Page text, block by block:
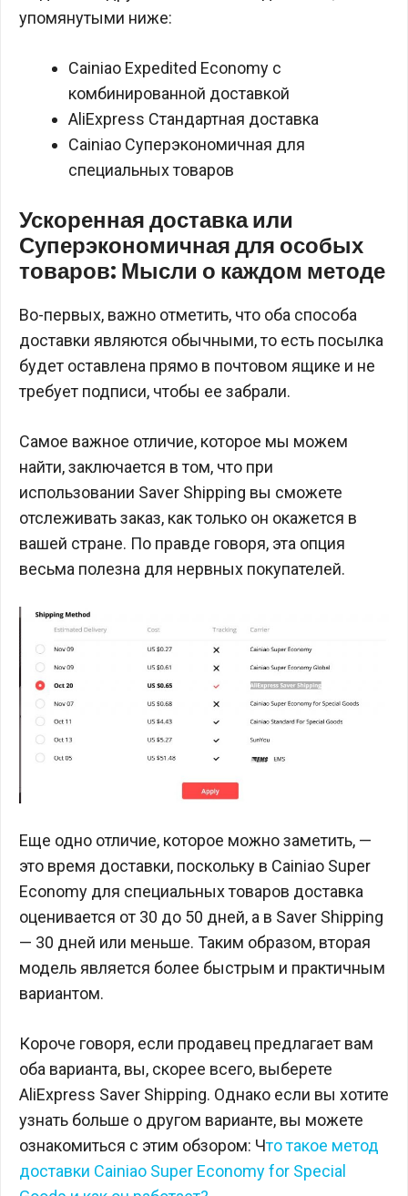
упомянутыми ниже:
Cainiao Expedited Economy с
комбинированной доставкой
AliExpress Стандартная доставка
Cainiao Суперэкономичная для
специальных товаров
Ускоренная доставка или
Суперэкономичная для особых
товаров: Мысли о каждом методе
Во-первых, важно отметить, что оба способа
доставки являются обычными, то есть посылка
будет оставлена прямо в почтовом ящике и не
требует подписи, чтобы ее забрали.
Самое важное отличие, которое мы можем
найти, заключается в том, что при
использовании Saver Shipping вы сможете
отслеживать заказ, как только он окажется в
вашей стране. По правде говоря, эта опция
весьма полезна для нервных покупателей.
Еще одно отличие, которое можно заметить, —
это время доставки, поскольку в Cainiao Super
Economy для специальных товаров доставка
оценивается от 30 до 50 дней, а в Saver Shipping
— 30 дней или меньше. Таким образом, вторая
модель является более быстрым и практичным
вариантом.
Короче говоря, если продавец предлагает вам
оба варианта, вы, скорее всего, выберете
AliExpress Saver Shipping. Однако если вы хотите
узнать больше о другом варианте, вы можете
ознакомиться с этим обзором: Что такое метод
доставки Cainiao Super Economy for Special